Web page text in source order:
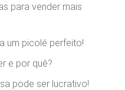
para vender mais
um picolé perfeito!
e por quê?
pode ser lucrativo!